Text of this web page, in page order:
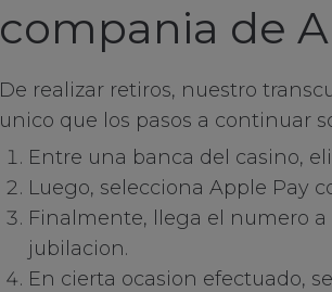
compania de
De realizar retiros, nuestro
unico que los pasos a continuar
Entre una banca del casino,
Luego, selecciona Apple Pay
Finalmente, llega el numero
jubilacion.
En cierta ocasion efectuado,